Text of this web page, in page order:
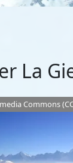
La
Commons